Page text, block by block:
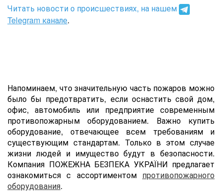
Читать новости о происшествиях, на нашем
Telegram канале.
Напоминаем, что значительную часть пожаров можно
было бы предотвратить, если оснастить cвой дом,
офис, автомобиль или предприятие современным
противопожарным оборудованием. Важно купить
оборудование, отвечающее всем требованиям и
существующим стандартам. Только в этом случае
жизни людей и имущество будут в безопасности.
Компания ПОЖЕЖНА БЕЗПЕКА УКРАЇНИ предлагает
ознакомиться с ассортиментом противопожарного
оборудования.